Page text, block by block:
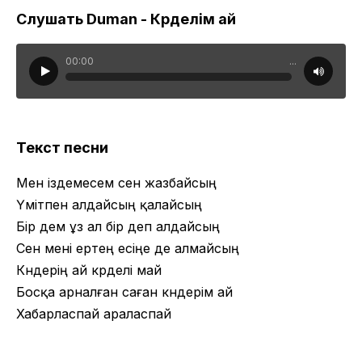
Слушать Duman - Күрделім ай
00:00 ...
Текст песни
Мен іздемесем сен жазбайсың
Үмітпен алдайсың қалайсың
Бір дем ұз ал бір деп алдайсың
Сен мені ертең есіңе де алмайсың
Күндерің ай күрделі май
Босқа арналған саған күндерім ай
Хабарласпай араласпай